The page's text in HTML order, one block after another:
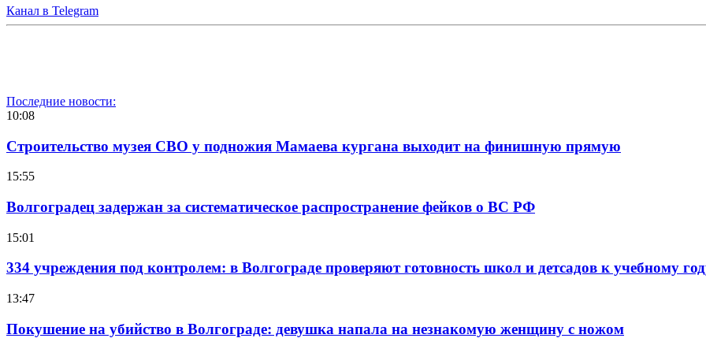
Канал в Telegram
Последние новости:
10:08
Строительство музея СВО у подножия Мамаева кургана выходит на финишную прямую
15:55
Волгоградец задержан за систематическое распространение фейков о ВС РФ
15:01
334 учреждения под контролем: в Волгограде проверяют готовность школ и детсадов к учебному
13:47
Покушение на убийство в Волгограде: девушка напала на незнакомую женщину с ножом